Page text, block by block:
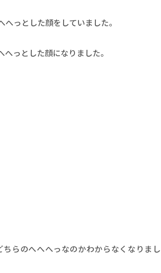
っとした顔をしていました。
っとした顔になりました。
らのへへへっなのかわからなくなりまし